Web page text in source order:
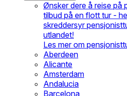
Ønsker dere å reise på
tilbud på en flott tur -
skreddersyr
utlandet!
Les mer om
Aberdeen
Alicante
Amsterdam
Andalucia
Barcelona